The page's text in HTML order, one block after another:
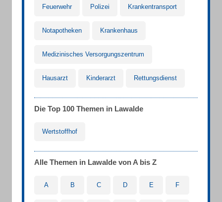
Feuerwehr Polizei Krankentransport
Notapotheken Krankenhaus
Medizinisches Versorgungszentrum
Hausarzt Kinderarzt Rettungsdienst
Die Top 100 Themen in Lawalde
Wertstoffhof
Alle Themen in Lawalde von A bis Z
A B C D E F